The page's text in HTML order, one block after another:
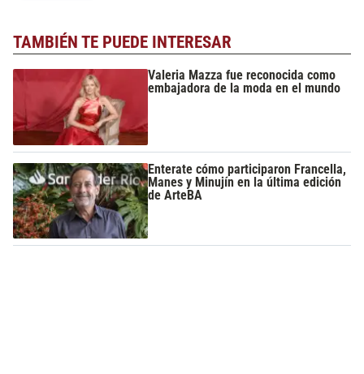
TAMBIÉN TE PUEDE INTERESAR
Valeria Mazza fue reconocida como
embajadora de la moda en el mundo
Enterate cómo participaron Francella,
Manes y Minujín en la última edición
de ArteBA